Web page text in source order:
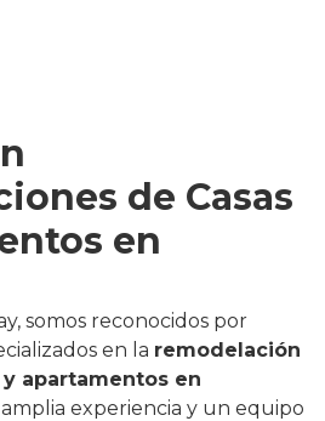
de Casas
en
somos reconocidos por
en la remodelación
apartamentos en
amplia experiencia y un equipo